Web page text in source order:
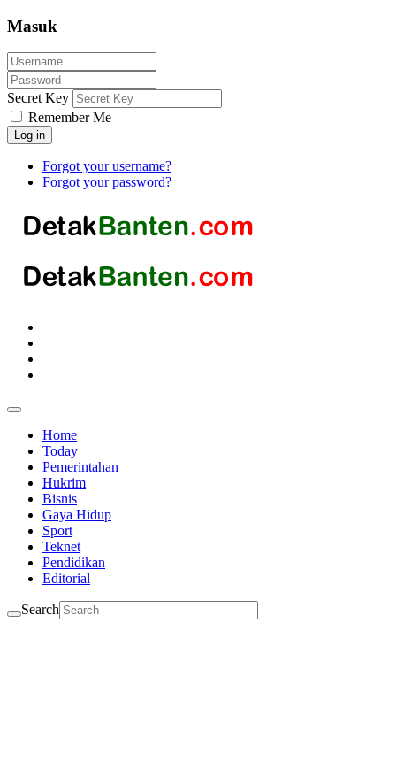
Masuk
Secret Key
Remember Me
Log in
Forgot your username?
Forgot your password?
Home
Today
Pemerintahan
Hukrim
Bisnis
Gaya Hidup
Sport
Teknet
Pendidikan
Editorial
Search